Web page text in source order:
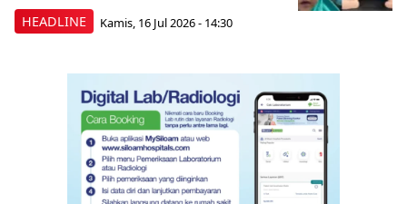
HEADLINE Kamis, 16 Jul 2026 - 14:30